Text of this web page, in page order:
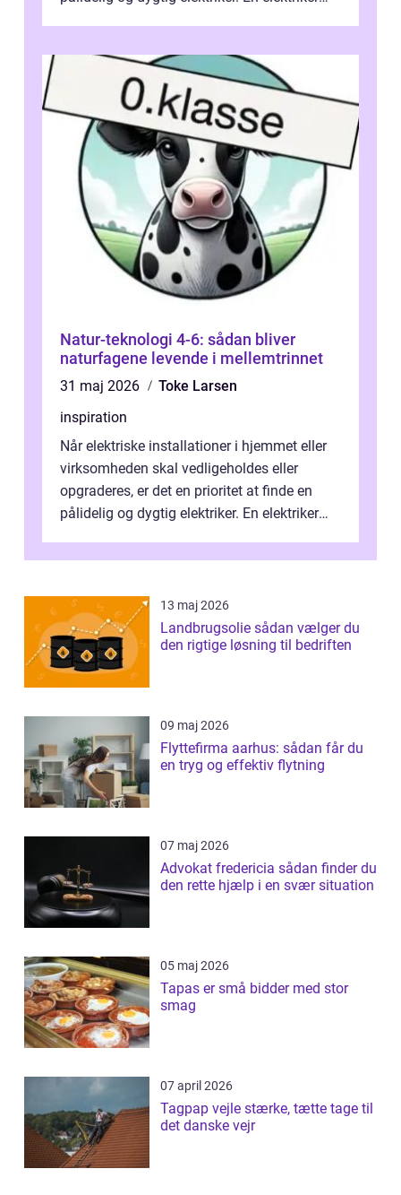
Natur-teknologi 4-6: sådan bliver
naturfagene levende i mellemtrinnet
31 maj 2026
Toke Larsen
inspiration
Når elektriske installationer i hjemmet eller
virksomheden skal vedligeholdes eller
opgraderes, er det en prioritet at finde en
pålidelig og dygtig elektriker. En elektriker
13 maj 2026
Landbrugsolie sådan vælger du
den rigtige løsning til bedriften
09 maj 2026
Flyttefirma aarhus: sådan får du
en tryg og effektiv flytning
07 maj 2026
Advokat fredericia sådan finder du
den rette hjælp i en svær situation
05 maj 2026
Tapas er små bidder med stor
smag
07 april 2026
Tagpap vejle stærke, tætte tage til
det danske vejr